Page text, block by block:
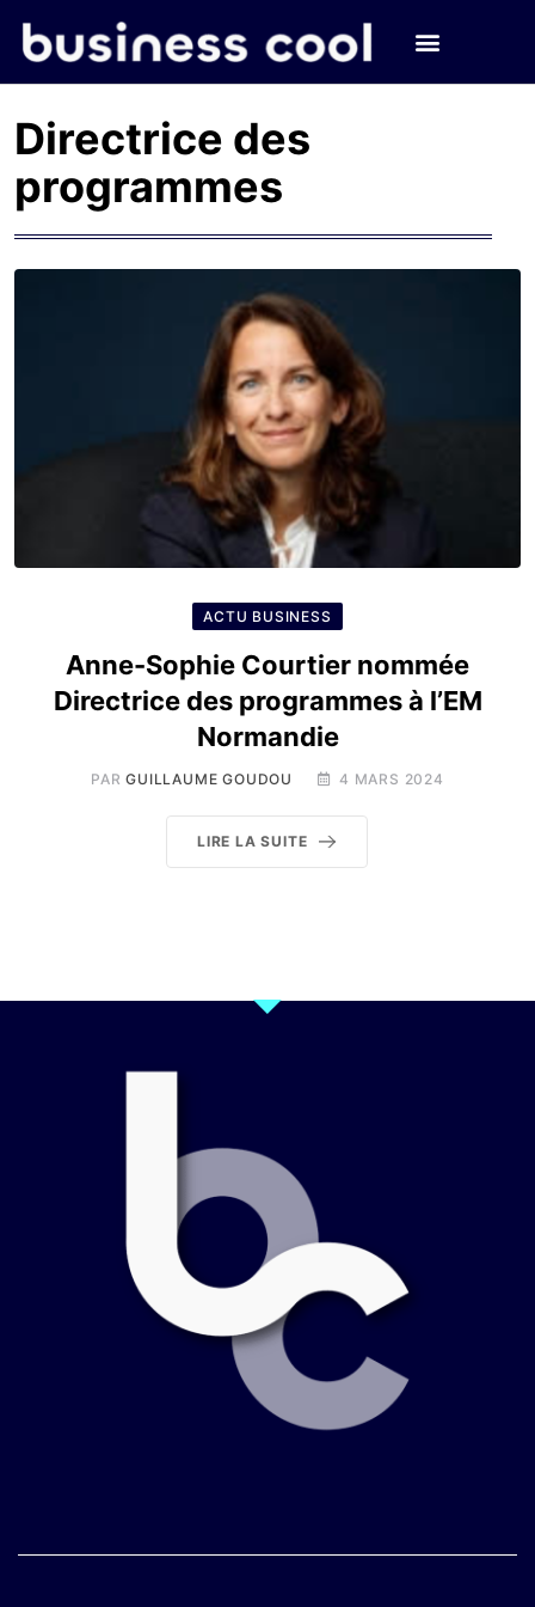
Directrice des
programmes
ACTU BUSINESS
Anne-Sophie Courtier nommée
Directrice des programmes à l’EM
Normandie
PARGUILLAUME GOUDOU 4 MARS 2024
LIRE LA SUITE